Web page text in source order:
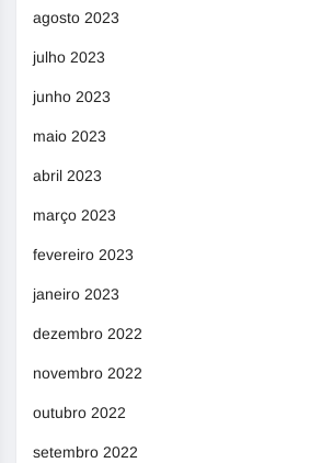
agosto 2023
julho 2023
junho 2023
maio 2023
abril 2023
março 2023
fevereiro 2023
janeiro 2023
dezembro 2022
novembro 2022
outubro 2022
setembro 2022